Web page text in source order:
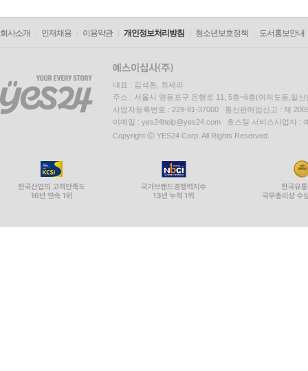
회사소개 인재채용 이용약관 개인정보처리방침 청소년보호정책 도서홍보안내
대표 : 김석환, 최세라
주소 : 서울시 영등포구 은행로 11, 5층~6층(여의도동,일신
사업자등록번호 : 229-81-37000 통신판매업신고 : 제
이메일 : yes24help@yes24.com 호스팅 서비스사업자 :
Copyright ⓒ YES24 Corp. All Rights Reserved.